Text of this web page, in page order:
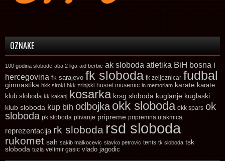
OZNAKE
100 godina slobode aba 2 liga aid berbic ak sloboda atletika BiH bosna i
hercegovina fk sarajevo fk sloboda fk zeljeznicar fudbal
gimnastika hkk siroki hkk zrinjski husref musemic in memoriam karate karate
klub sloboda kk kakanj kosarka krsg sloboda kuglanje kuglaski
klub sloboda kup bih odbojka okk sloboda okk spars ok
sloboda pk sloboda plivanje pripreme pripremna utakmica
reprezentacija rk sloboda rsd sloboda
rukomet sah sakib malkocevic slavko petrovic tenis tk sloboda tsk
sloboda tuzla velimir gasic vlado jagodic